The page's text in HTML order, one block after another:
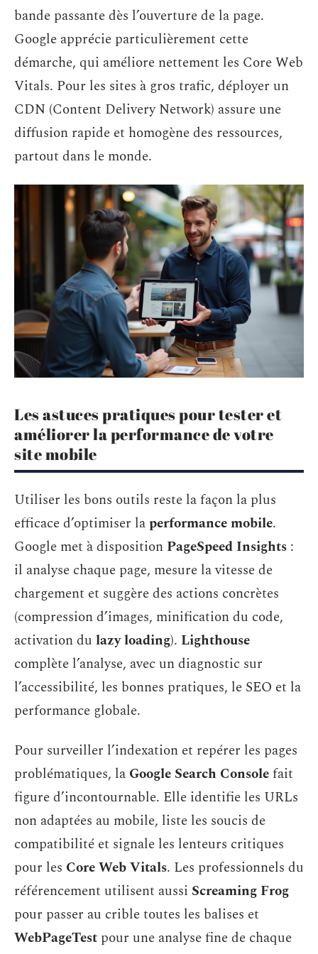
bande passante dès l’ouverture de la page.
Google apprécie particulièrement cette
démarche, qui améliore nettement les Core Web
Vitals. Pour les sites à gros trafic, déployer un
CDN (Content Delivery Network) assure une
diffusion rapide et homogène des ressources,
partout dans le monde.
Les astuces pratiques pour tester et
améliorer la performance de votre
site mobile
Utiliser les bons outils reste la façon la plus
efficace d’optimiser laperformance mobile.
Google met à disposition PageSpeed Insights :
il analyse chaque page, mesure la vitesse de
chargement et suggère des actions concrètes
(compression d’images, minification du code,
activation du lazy loading). Lighthouse
complète l’analyse, avec un diagnostic sur
l’accessibilité, les bonnes pratiques, le SEO et la
performance globale.
Pour surveiller l’indexation et repérer les pages
problématiques, la Google Search Consolefait
figure d’incontournable. Elle identifie les URLs
non adaptées au mobile, liste les soucis de
compatibilité et signale les lenteurs critiques
pour les Core Web Vitals. Les professionnels du
référencement utilisent aussi Screaming Frog
pour passer au crible toutes les balises et
WebPageTest pour une analyse fine de chaque